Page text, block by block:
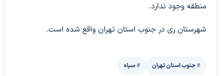
منطقه وجود ندارد.
شهرستان ری در جنوب استان تهران واقع شده است.
جنوب استان تهران سپاه